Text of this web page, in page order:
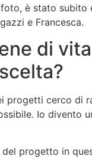
è stato subito
e Francesca.
di
progetti cerco di
Io divento
progetto in